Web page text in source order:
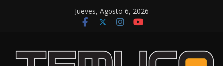
Jueves, Agosto 6, 2026